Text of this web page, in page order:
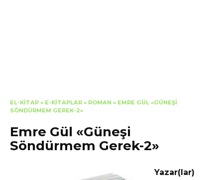
EL-KITAP » E-KITAPLAR » ROMAN » EMRE GÜL «GÜNEŞI
SÖNDÜRMEM GEREK-2»
Emre Gül «Güneşi
Söndürmem Gerek-2»
Yazar(lar)